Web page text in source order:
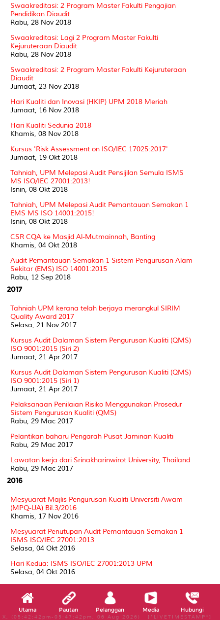
Swaakreditasi: 2 Program Master Fakulti Pengajian
Pendidikan Diaudit
Rabu, 28 Nov 2018
Swaakreditasi: Lagi 2 Program Master Fakulti
Kejuruteraan Diaudit
Rabu, 28 Nov 2018
Swaakreditasi: 2 Program Master Fakulti Kejuruteraan
Diaudit
Jumaat, 23 Nov 2018
Hari Kualiti dan Inovasi (HKIP) UPM 2018 Meriah
Jumaat, 16 Nov 2018
Hari Kualiti Sedunia 2018
Khamis, 08 Nov 2018
Kursus 'Risk Assessment on ISO/IEC 17025:2017'
Jumaat, 19 Okt 2018
Tahniah, UPM Melepasi Audit Pensijilan Semula ISMS
MS ISO/IEC 27001:2013!
Isnin, 08 Okt 2018
Tahniah, UPM Melepasi Audit Pemantauan Semakan 1
EMS MS ISO 14001:2015!
Isnin, 08 Okt 2018
CSR CQA ke Masjid Al-Mutmainnah, Banting
Khamis, 04 Okt 2018
Audit Pemantauan Semakan 1 Sistem Pengurusan Alam
Sekitar (EMS) ISO 14001:2015
Rabu, 12 Sep 2018
2017
Tahniah UPM kerana telah berjaya merangkul SIRIM
Quality Award 2017
Selasa, 21 Nov 2017
Kursus Audit Dalaman Sistem Pengurusan Kualiti (QMS)
ISO 9001:2015 (Siri 2)
Jumaat, 21 Apr 2017
Kursus Audit Dalaman Sistem Pengurusan Kualiti (QMS)
ISO 9001:2015 (Siri 1)
Jumaat, 21 Apr 2017
Pelaksanaan Penilaian Risiko Menggunakan Prosedur
Sistem Pengurusan Kualiti (QMS)
Rabu, 29 Mac 2017
Pelantikan baharu Pengarah Pusat Jaminan Kualiti
Rabu, 29 Mac 2017
Lawatan kerja dari Srinakharinwirot University, Thailand
Rabu, 29 Mac 2017
2016
Mesyuarat Majlis Pengurusan Kualiti Universiti Awam
(MPQ-UA) Bil.3/2016
Khamis, 17 Nov 2016
Mesyuarat Penutupan Audit Pemantauan Semakan 1
ISMS ISO/IEC 27001:2013
Selasa, 04 Okt 2016
Hari Kedua: ISMS ISO/IEC 27001:2013 UPM
Selasa, 04 Okt 2016
Selasa, 04 Okt 2016
Audit Pemantauan Semakan 1 Sistem Pengurusan
Utama Pautan Pelanggan Media Hubungi
X, (05:42:42pm-05:47:42pm, 06 Aug 2026) [*LIVETIMESTAMP*]